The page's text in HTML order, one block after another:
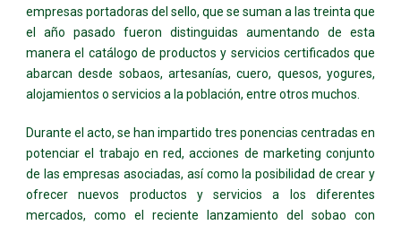
empresas portadoras del sello, que se suman a las treinta que
el año pasado fueron distinguidas aumentando de esta
manera el catálogo de productos y servicios certificados que
abarcan desde sobaos, artesanías, cuero, quesos, yogures,
alojamientos o servicios a la población, entre otros muchos.
Durante el acto, se han impartido tres ponencias centradas en
potenciar el trabajo en red, acciones de marketing conjunto
de las empresas asociadas, así como la posibilidad de crear y
ofrecer nuevos productos y servicios a los diferentes
mercados, como el reciente lanzamiento del sobao con